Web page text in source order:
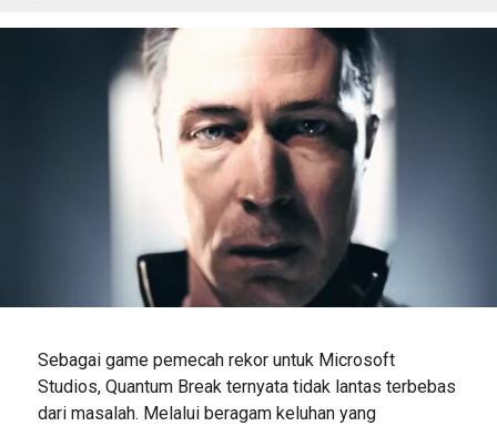
Sebagai game pemecah rekor untuk Microsoft
Studios, Quantum Break ternyata tidak lantas terbebas
dari masalah. Melalui beragam keluhan yang